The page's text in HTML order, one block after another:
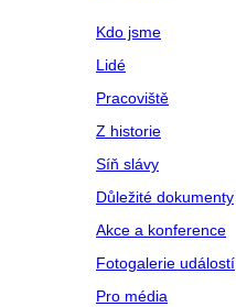
Kdo jsme
Lidé
Pracoviště
Z historie
Síň slávy
Důležité dokumenty
Akce a konference
Fotogalerie událostí
Pro média